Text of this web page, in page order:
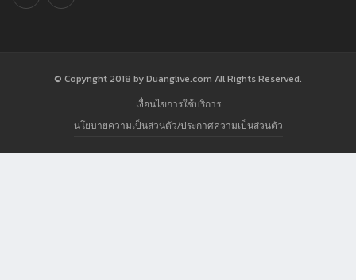
© Copyright 2018 by Duanglive.com All Rights Reserved.
เงื่อนไขการใช้บริการ
นโยบายความเป็นส่วนตัว/ประกาศความเป็นส่วนตัว